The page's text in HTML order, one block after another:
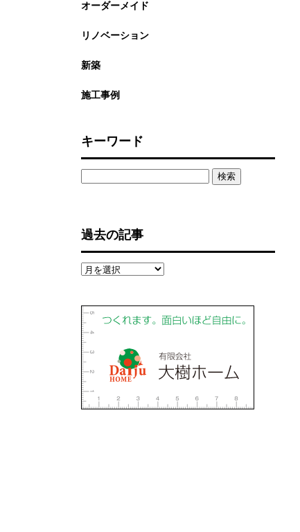
オーダーメイド
リノベーション
新築
施工事例
キーワード
過去の記事
過
の
記
事